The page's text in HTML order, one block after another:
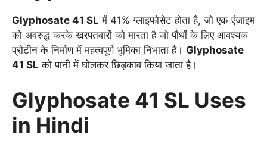
Glyphosate 41 SL में 41% ग्लाइफोसेट होता है, जो एक एंजाइम
को अवरुद्ध करके खरपतवारों को मारता है जो पौधों के लिए आवश्यक
प्रोटीन के निर्माण में महत्वपूर्ण भूमिका निभाता है। Glyphosate
41 SL को पानी में घोलकर छिड़काव किया जाता है।
Glyphosate 41 SL Uses
in Hindi